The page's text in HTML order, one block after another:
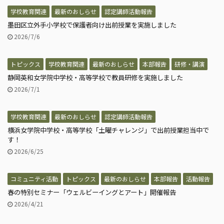
学校教育関連 最新のおしらせ 認定講師活動報告
墨田区立外手小学校で保護者向け出前授業を実施しました
2026/7/6
トピックス 学校教育関連 最新のおしらせ 本部報告 研修・講演
静岡英和女学院中学校・高等学校で教員研修を実施しました
2026/7/1
学校教育関連 最新のおしらせ 認定講師活動報告
横浜女学院中学校・高等学校「土曜チャレンジ」で出前授業担当中で
す！
2026/6/25
コミュニティ活動 トピックス 最新のおしらせ 本部報告 活動報告
春の特別セミナー「ウェルビーイングとアート」開催報告
2026/4/21